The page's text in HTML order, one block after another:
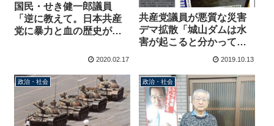
国民・せき健一郎議員
「逆に教えて。日本共産
党に暴力と血の歴史があ
党暴力の歴史が続々寄せ
2020.02.17
共産党議員が悪質な災害
デマ拡散「城山ダムは水
害が起こると分かって溜
め込んでいた」→前日か
2019.10.13
政治・社会 政治・社会